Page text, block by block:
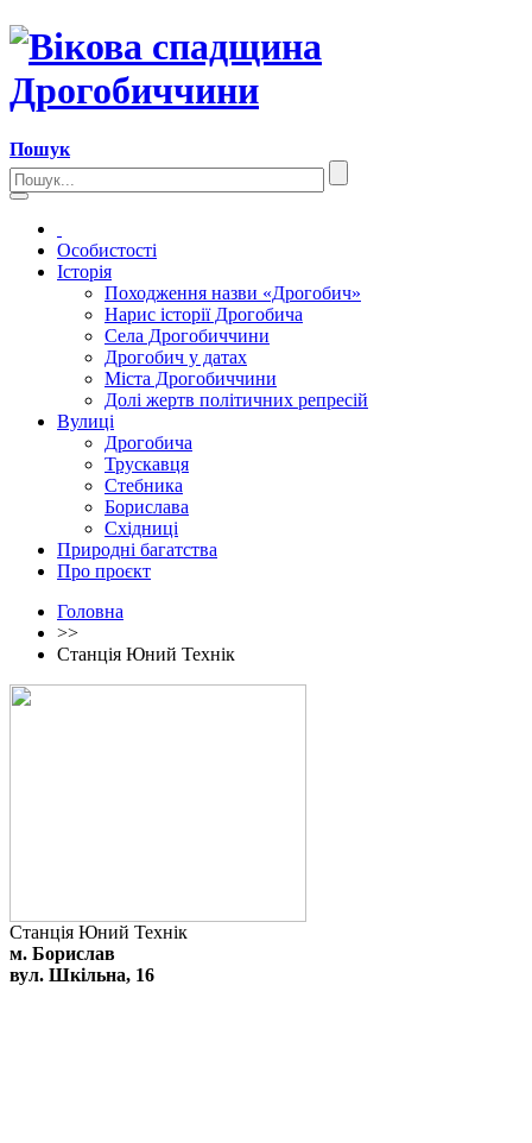
Пошук
Особистості
Історія
Походження назви «Дрогобич»
Нарис історії Дрогобича
Села Дрогобиччини
Дрогобич у датах
Міста Дрогобиччини
Долі жертв політичних репресій
Вулиці
Дрогобича
Трускавця
Стебника
Борислава
Східниці
Природні багатства
Про проєкт
Головна
>>
Станція Юний Технік
Станція Юний Технік
м. Борислав
вул. Шкільна, 16